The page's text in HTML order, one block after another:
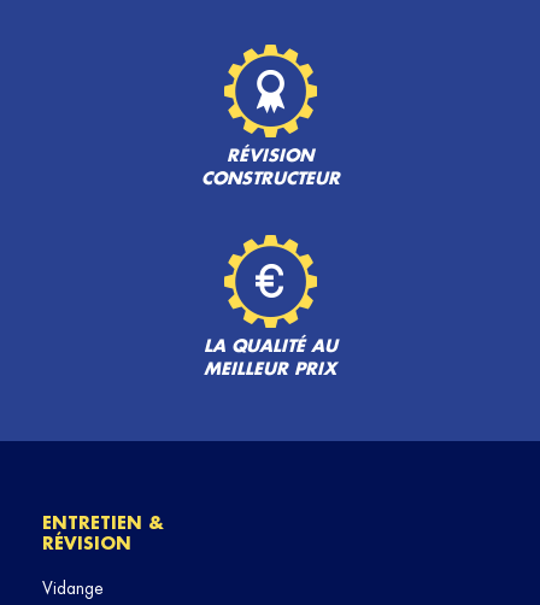
RÉVISION
CONSTRUCTEUR
LA QUALITÉ AU
MEILLEUR PRIX
ENTRETIEN &
RÉVISION
Vidange